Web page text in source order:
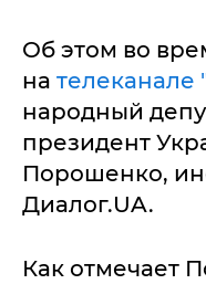
Об этом во
на
народный
президент
Порошенко,
Диалог.UA.
Как отмечает